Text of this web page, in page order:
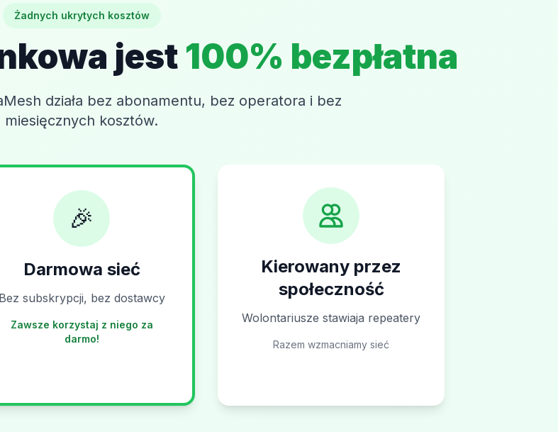
Żadnych ukrytych kosztów
jest 100% bezpłatna
działa bez abonamentu, bez operatora i bez
miesięcznych kosztów.
🎉
Darmowa sieć
Bez subskrypcji, bez dostawcy
Zawsze korzystaj z niego za
darmo!
Kierowany przez
społeczność
Wolontariusze stawiaja repeatery
Razem wzmacniamy sieć